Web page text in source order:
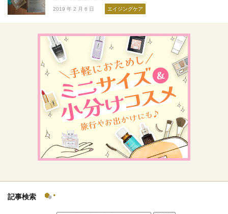
フレグランス
ボディ＆ヘア
ライフスタイル
検索
2019 年 2 月 6 日 エイジングケア
記事検索